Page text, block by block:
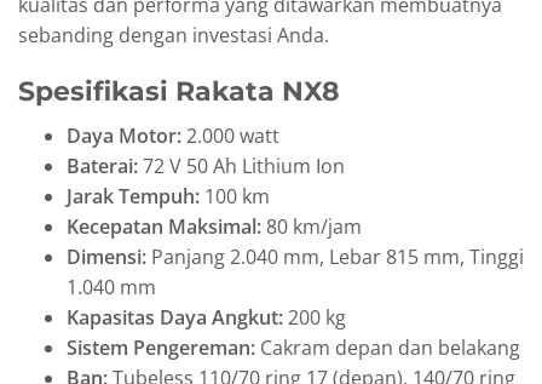
sebanding dengan investasi Anda.
Spesifikasi Rakata NX8
Daya Motor:2.000 watt
Baterai:72 V 50 Ah Lithium Ion
Jarak Tempuh: 100 km
Kecepatan Maksimal: 80 km/jam
Dimensi: Panjang 2.040 mm, Lebar 815 mm, Tinggi
1.040 mm
Kapasitas Daya Angkut:200 kg
Sistem Pengereman: Cakram depan dan belakang
Ban:Tubeless 110/70 ring 17 (depan), 140/70 ring